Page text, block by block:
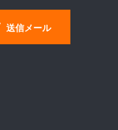
送信メール